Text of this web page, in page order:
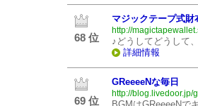
68 位
マジックテープ式財
http://
♪どうしてどうして
詳細情報
69 位
GReeeeNな毎日
http://blog.livedoor.jp/